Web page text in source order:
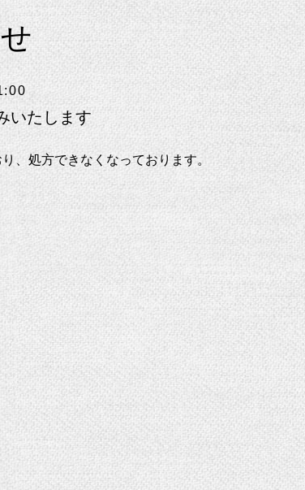
いたします
、処方できなくなっております。